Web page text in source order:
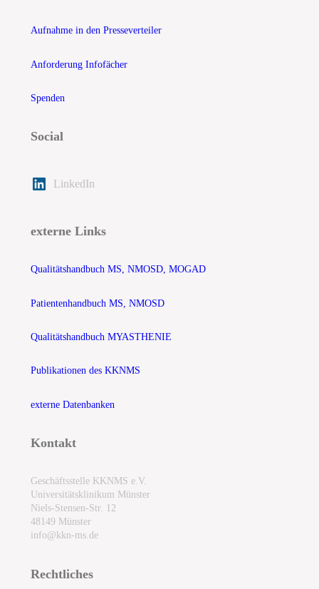
Aufnahme in den Presseverteiler
Anforderung Infofächer
Spenden
Social
LinkedIn
externe Links
Qualitätshandbuch MS, NMOSD, MOGAD
Patientenhandbuch MS, NMOSD
Qualitätshandbuch MYASTHENIE
Publikationen des KKNMS
externe Datenbanken
Kontakt
Geschäftsstelle KKNMS e.V.
Universitätsklinikum Münster
Niels-Stensen-Str. 12
48149 Münster
info@kkn-ms.de
Rechtliches